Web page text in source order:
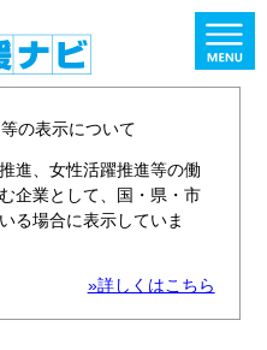
等の表示について
進、女性活躍推進等の働
企業として、国・県・市
る場合に表示していま
»詳しくはこちら